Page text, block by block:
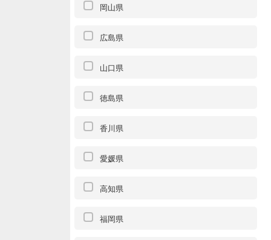
岡山県
広島県
山口県
徳島県
香川県
愛媛県
高知県
福岡県